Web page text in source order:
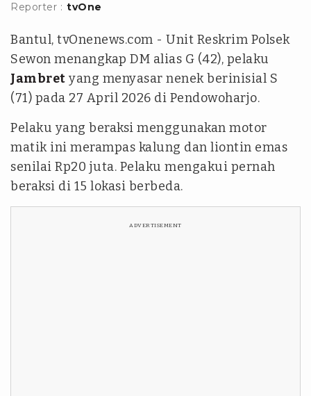
Reporter : tvOne
Bantul, tvOnenews.com - Unit Reskrim Polsek
Sewon menangkap DM alias G (42), pelaku
Jambret yang menyasar nenek berinisial S
(71) pada 27 April 2026 di Pendowoharjo.
Pelaku yang beraksi menggunakan motor
matik ini merampas kalung dan liontin emas
senilai Rp20 juta. Pelaku mengakui pernah
beraksi di 15 lokasi berbeda.
ADVERTISEMENT